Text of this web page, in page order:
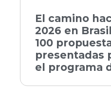
El camino
2026 en
100
presentadas
el programa